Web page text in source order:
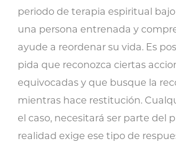
periodo de terapia espiritual
una persona entrenada y
ayude a reordenar su vida. Es
pida que reconozca ciertas
equivocadas y que busque la
mientras hace restitución.
el caso, necesitará ser parte del
realidad exige ese tipo de